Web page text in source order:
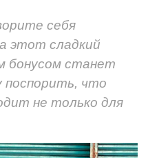
себя
этот сладкий
бонусом станет
поспорить, что
не только для